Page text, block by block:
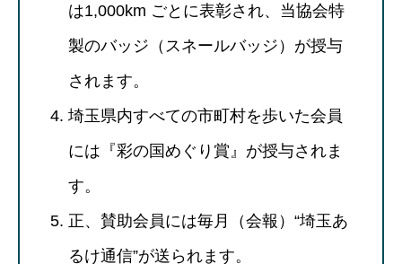
は1,000km ごとに表彰され、当協会特
製のバッジ（スネールバッジ）が授与
されます。
埼玉県内すべての市町村を歩いた会員
には『彩の国めぐり賞』が授与されま
す。
正、賛助会員には毎月（会報）“埼玉あ
るけ通信”が送られます。